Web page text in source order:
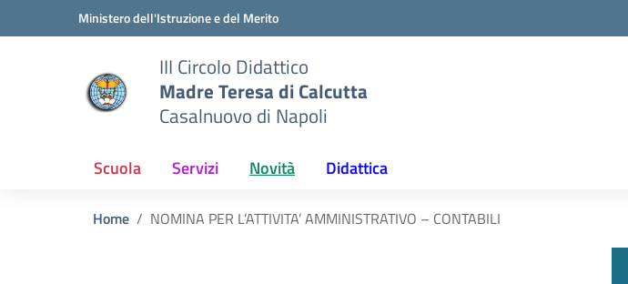
Vai ai contenuti
Vai al menu di navigazioneMinistero dell'Istruzione e del Merito
III Circolo Didattico
Madre Teresa di Calcutta
Casalnuovo di Napoli
Scuola Servizi Novità Didattica
Home NOMINA PER L’ATTIVITA’ AMMINISTRATIVO – CONTABILI